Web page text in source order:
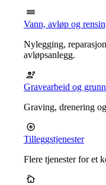
Vann, avløp og
Nylegging,
avløpsanlegg.
Gravearbeid og
Graving, drenering
Tilleggstjenester
Flere tjenester for et